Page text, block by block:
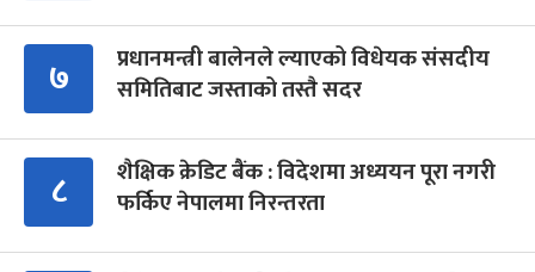
७
प्रधानमन्त्री बालेनले ल्याएको विधेयक संसदीय
समितिबाट जस्ताको तस्तै सदर
८
शैक्षिक क्रेडिट बैंक : विदेशमा अध्ययन पूरा नगरी
फर्किए नेपालमा निरन्तरता